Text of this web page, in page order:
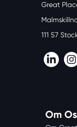
Great
111 57
Om